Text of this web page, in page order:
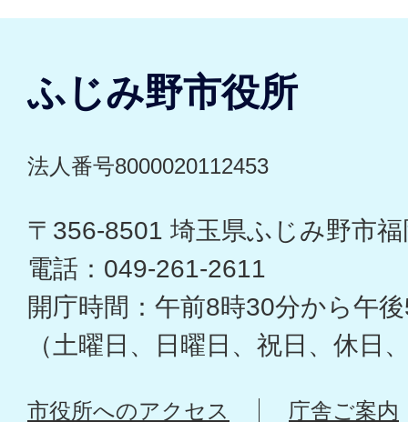
ふじみ野市役所
法人番号8000020112453
〒356-8501 埼玉県ふじみ野市
電話：049-261-2611
開庁時間：午前8時30分から午
（土曜日、日曜日、祝日、休日
市役所へのアクセス
庁舎ご案内